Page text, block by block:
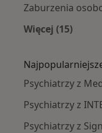
Zaburzenia
Więcej (15)
Psychiatrzy z
Psychiatrzy z
Psychiatrzy z